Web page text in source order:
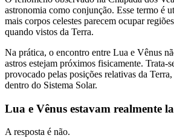
astronomia como conjunção. Esse termo é
mais corpos celestes parecem ocupar
quando vistos da Terra.
Na prática, o encontro entre Lua e Vênus
astros estejam próximos fisicamente. Trata-
provocado pelas posições relativas da
dentro do Sistema Solar.
Lua e Vênus estavam realmente
A resposta é não.